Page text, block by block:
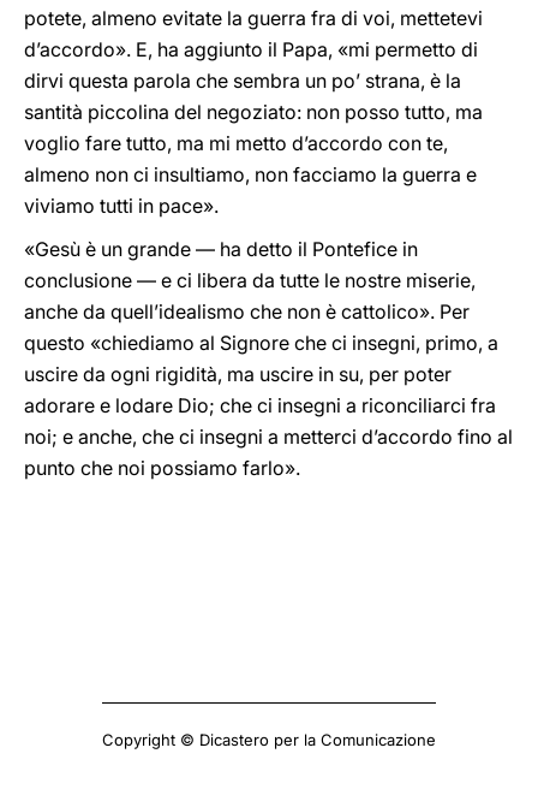
potete, almeno evitate la guerra fra di voi, mettetevi
d’accordo». E, ha aggiunto il Papa, «mi permetto di
dirvi questa parola che sembra un po’ strana, è la
santità piccolina del negoziato: non posso tutto, ma
voglio fare tutto, ma mi metto d’accordo con te,
almeno non ci insultiamo, non facciamo la guerra e
viviamo tutti in pace».
«Gesù è un grande — ha detto il Pontefice in
conclusione — e ci libera da tutte le nostre miserie,
anche da quell’idealismo che non è cattolico». Per
questo «chiediamo al Signore che ci insegni, primo, a
uscire da ogni rigidità, ma uscire in su, per poter
adorare e lodare Dio; che ci insegni a riconciliarci fra
noi; e anche, che ci insegni a metterci d’accordo fino al
punto che noi possiamo farlo».
Copyright © Dicastero per la Comunicazione